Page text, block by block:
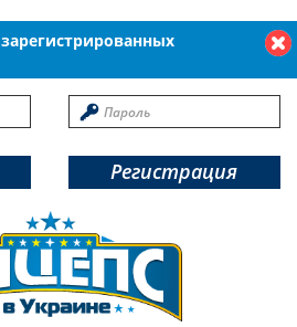
Регистрация